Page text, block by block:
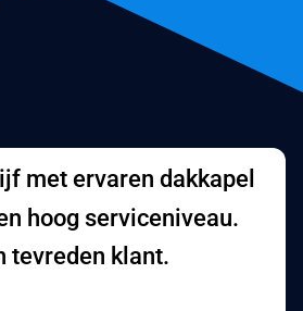
met ervaren dakkapel
hoog serviceniveau.
tevreden klant.